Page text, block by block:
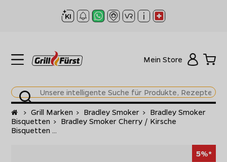
Mein Store
Startseite
> Grill Marken > Bradley Smoker > Bradley Smoker
Bisquetten > Bradley Smoker Cherry / Kirsche
Bisquetten ...
5%*